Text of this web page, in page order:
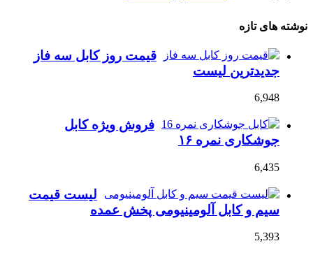
نوشته های تازه
قیمت روز کابل سه فاز
جدیدترین لیست
6,948
فروش ویژه کابل
جوشکاری نمره ۱۶
6,435
لیست قیمت
سیم و کابل آلومینیومی پخش عمده
5,393